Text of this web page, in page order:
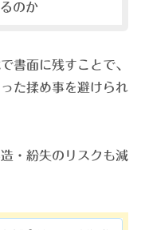
のか
書面に残すことで、
た揉め事を避けられ
・紛失のリスクも減